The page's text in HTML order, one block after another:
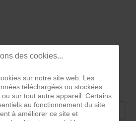
Filtre Effacer
Afficher #
des cookies...
sur notre site web. Les
téléchargées ou stockées
sur tout autre appareil. Certains
au fonctionnement du site
à améliorer ce site et